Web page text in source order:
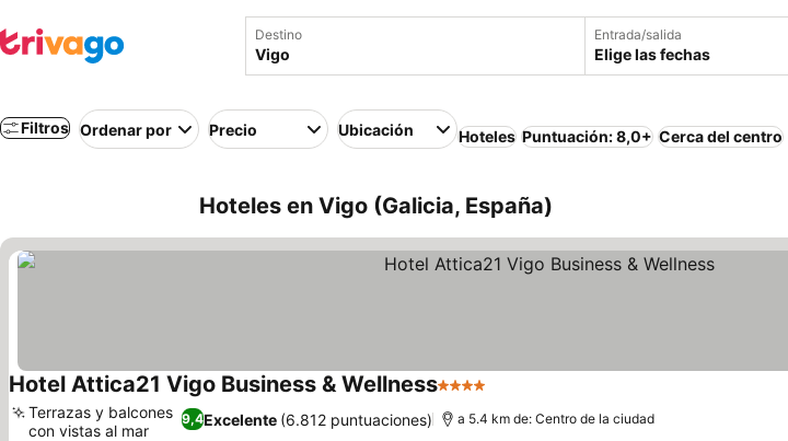
Destino Entrada/salida
Elige las fechas
Filtros Ordenar por Precio Ubicación Hoteles Puntuación: 8,0+ Cerca del centro
Hoteles en Vigo (Galicia, España)
Hotel Attica21 Vigo Business & Wellness4 Estrellas
9,4Excelente (6.812 puntuaciones)
Terrazas y balcones
con vistas al mar
a 5.4 km de: Centro de la ciudad